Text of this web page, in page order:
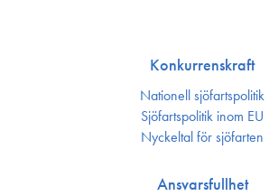
Konkurrenskraft
Nationell sjöfartspolitik
Sjöfarts­politik inom EU
Nyckeltal för sjöfarten
Ansvarsfullhet